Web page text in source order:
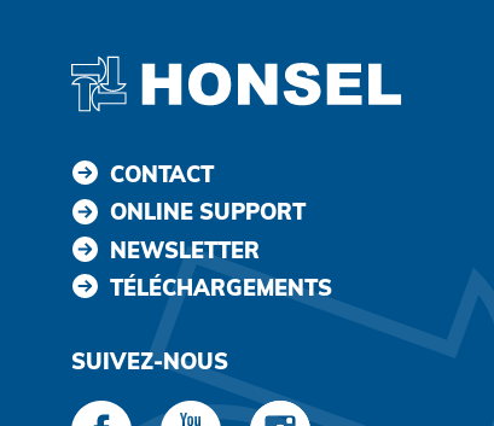
CONTACT
ONLINE SUPPORT
NEWSLETTER
TÉLÉCHARGEMENTS
SUIVEZ-NOUS